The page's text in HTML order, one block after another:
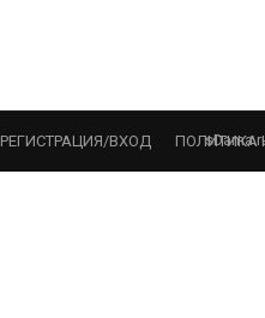
РЕГИСТРАЦИЯ/ВХОД ПОЛИТИКА